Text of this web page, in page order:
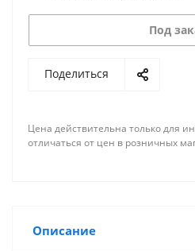
Под
Поделиться
Цена действительна только для
отличаться от цен в розничных
Описание